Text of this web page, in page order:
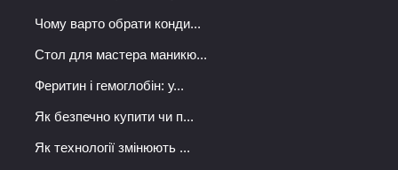
Чому варто обрати конди...
Стол для мастера маникю...
Феритин і гемоглобін: у...
Як безпечно купити чи п...
Як технології змінюють ...